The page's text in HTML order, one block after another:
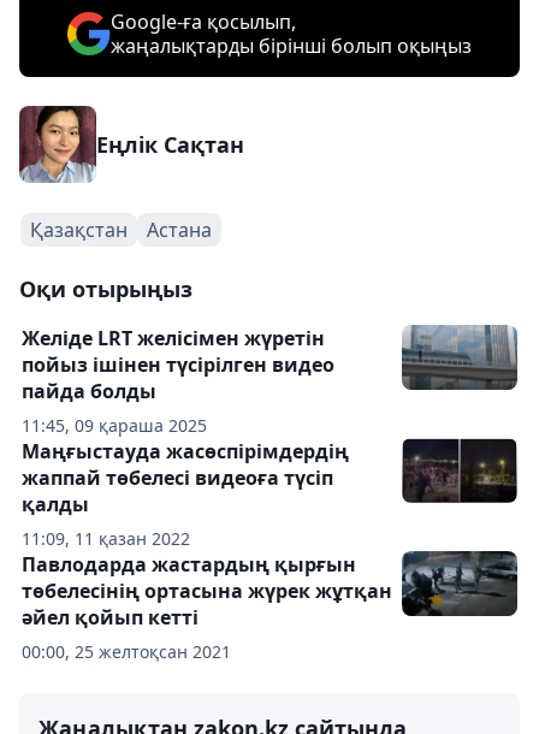
Google-ға қосылып,
жаңалықтарды бірінші болып оқыңыз
Еңлік Сақтан
Қазақстан Астана
Оқи отырыңыз
11:45, 09 қараша 2025
Желіде LRT желісімен жүретін
пойыз ішінен түсірілген видео
пайда болды
11:09, 11 қазан 2022
Маңғыстауда жасөспірімдердің
жаппай төбелесі видеоға түсіп
қалды
00:00, 25 желтоқсан 2021
Павлодарда жастардың қырғын
төбелесінің ортасына жүрек жұтқан
әйел қойып кетті
Жаңалықтан zakon.kz сайтында